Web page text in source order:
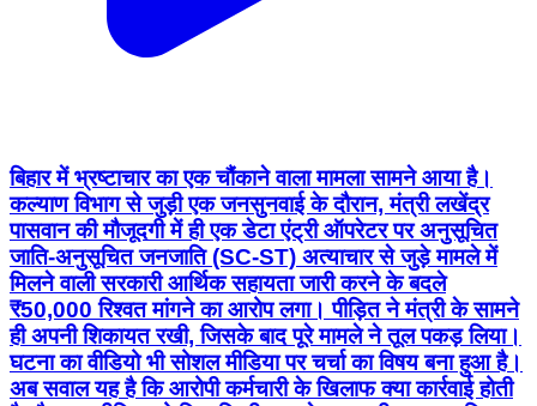
बिहार में भ्रष्टाचार का एक चौंकाने वाला मामला सामने आया है।
कल्याण विभाग से जुड़ी एक जनसुनवाई के दौरान, मंत्री लखेंद्र
पासवान की मौजूदगी में ही एक डेटा एंट्री ऑपरेटर पर अनुसूचित
जाति-अनुसूचित जनजाति (SC-ST) अत्याचार से जुड़े मामले में
मिलने वाली सरकारी आर्थिक सहायता जारी करने के बदले
₹50,000 रिश्वत मांगने का आरोप लगा। पीड़ित ने मंत्री के सामने
ही अपनी शिकायत रखी, जिसके बाद पूरे मामले ने तूल पकड़ लिया।
घटना का वीडियो भी सोशल मीडिया पर चर्चा का विषय बना हुआ है।
अब सवाल यह है कि आरोपी कर्मचारी के खिलाफ क्या कार्रवाई होती